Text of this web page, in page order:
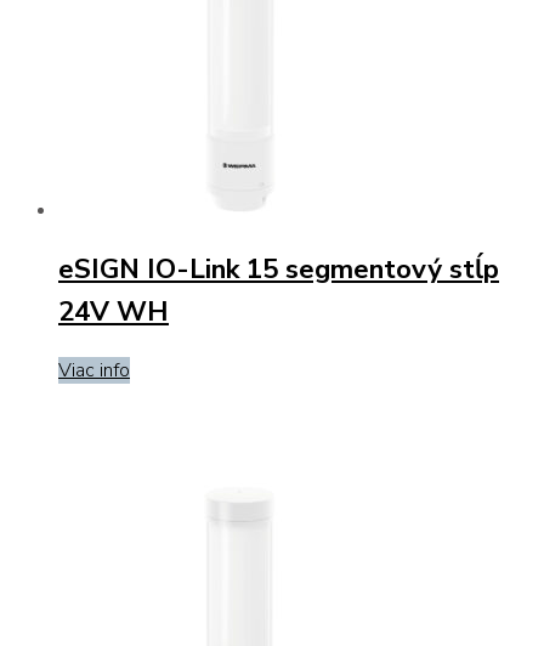
eSIGN IO-Link 15 segmentový stĺp
24V WH
Viac info